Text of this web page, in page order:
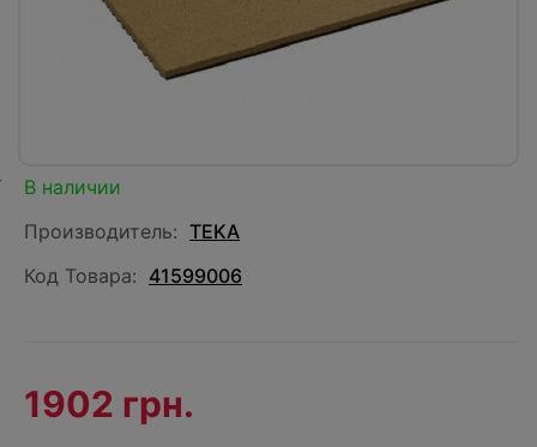
В наличии
Производитель: TEKA
Код Товара: 41599006
1902 грн.